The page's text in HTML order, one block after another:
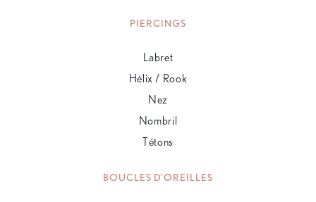
PIERCINGS
Labret
Hélix / Rook
Nez
Nombril
Tétons
BOUCLES D'OREILLES